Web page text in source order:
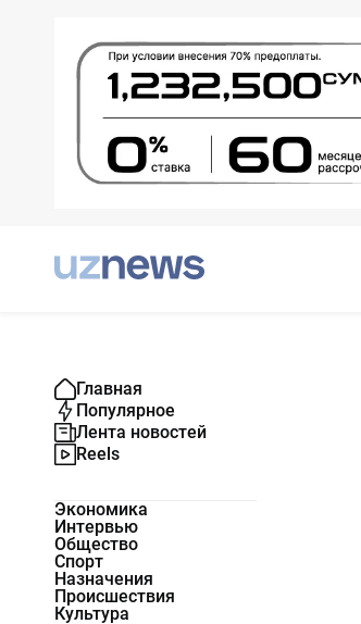
Главная
Популярное
Лента новостей
Reels
Экономика
Интервью
Общество
Спорт
Назначения
Происшествия
Культура